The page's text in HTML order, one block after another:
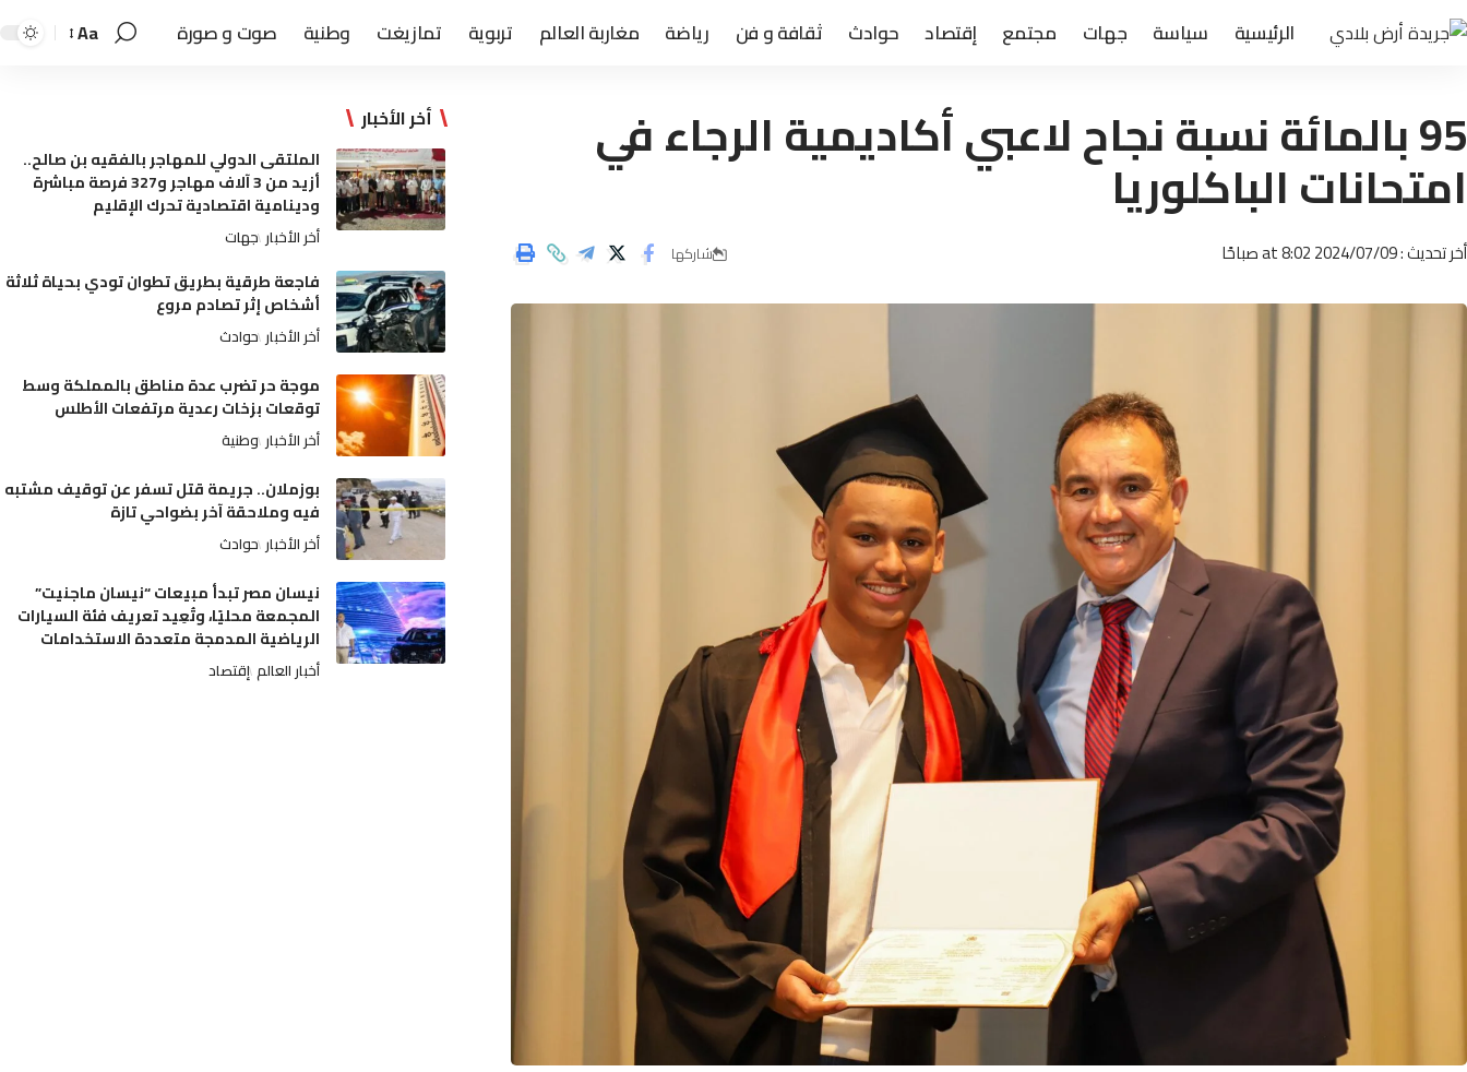
الرئيسية سياسة جهات مجتمع إقتصاد حوادث ثقافة و فن رياضة مغاربة العالم تربوية تمازيغت وطنية صوت و صورة Aa
95 بالمائة نسبة نجاح لاعبي أكاديمية الرجاء في
امتحانات الباكلوريا
أخر تحديث : 2024/07/09 at 8:02 صباحًا شاركها
أخر الأخبار
الملتقى الدولي للمهاجر بالفقيه بن صالح..
أزيد من 3 آلاف مهاجر و327 فرصة مباشرة
ودينامية اقتصادية تحرك الإقليم
أخر الأخبار جهات
فاجعة طرقية بطريق تطوان تودي بحياة ثلاثة
أشخاص إثر تصادم مروع
أخر الأخبار حوادث
موجة حر تضرب عدة مناطق بالمملكة وسط
توقعات بزخات رعدية مرتفعات الأطلس
أخر الأخبار وطنية
بوزملان.. جريمة قتل تسفر عن توقيف مشتبه
فيه وملاحقة آخر بضواحي تازة
أخر الأخبار حوادث
نيسان مصر تبدأ مبيعات “نيسان ماجنيت”
المجمعة محليًا، وتُعِيد تعريف فئة السيارات
الرياضية المدمجة متعددة الاستخدامات
أخبار العالم إقتصاد